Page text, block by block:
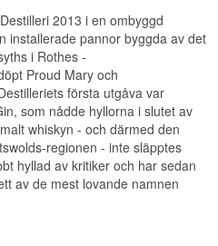
September 2022
5.000
Harvest Series No. 1
ek · Bakkryddor · Antydan av
med en kvardröjande
och en antydan av ungdomlig
2018 That Boutique-Y Whisky
3 år Single Malt English Whisky
Cotswolds Distillery
That Boutique-Y Whisky Company
England
Malt English Whisky
2013 i en ombyggd
installerade pannor byggda av det
i Rothes -
Proud Mary och
första utgåva var
som nådde hyllorna i slutet av
whiskyn - och därmed den
regionen - inte släpptes
hyllad av kritiker och har sedan
av de mest lovande namnen